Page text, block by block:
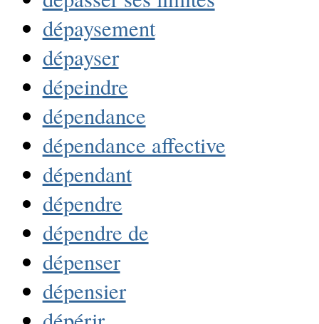
dépaysement
dépayser
dépeindre
dépendance
dépendance affective
dépendant
dépendre
dépendre de
dépenser
dépensier